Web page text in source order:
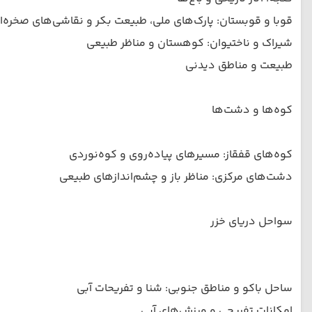
قوبا و قوبستان: پارک‌های ملی، طبیعت بکر و نقاشی‌های
شیراک و ناختیوان: کوهستان و مناظر طبیعی
طبیعت و مناطق دیدنی
کوه‌ها و دشت‌ها
کوه‌های قفقاز: مسیرهای پیاده‌روی و کوه‌نوردی
دشت‌های مرکزی: مناظر باز و چشم‌اندازهای طبیعی
سواحل دریای خزر
ساحل باکو و مناطق جنوبی: شنا و تفریحات آبی